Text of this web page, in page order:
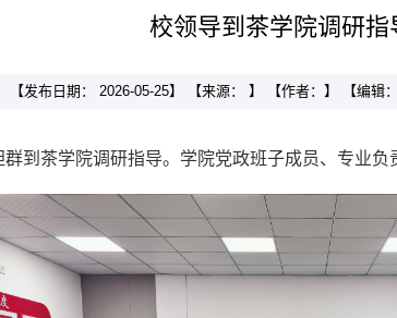
校领导到茶学院调研指
【发布日期： 2026-05-25】 【来源： 】 【作者：】 【编辑
到茶学院调研指导。学院党政班子成员、专业负